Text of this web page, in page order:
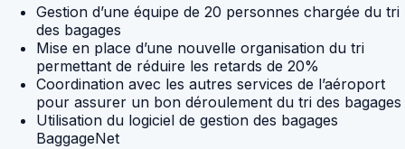
Gestion d’une équipe de 20 personnes chargée du tri
des bagages
Mise en place d’une nouvelle organisation du tri
permettant de réduire les retards de 20%
Coordination avec les autres services de l’aéroport
pour assurer un bon déroulement du tri des bagages
Utilisation du logiciel de gestion des bagages
BaggageNet